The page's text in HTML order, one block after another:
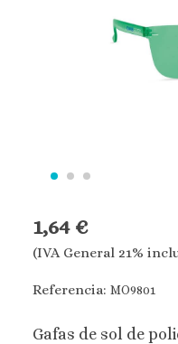
1,64 €
(IVA General 21%
Referencia: MO9801
Gafas de sol de